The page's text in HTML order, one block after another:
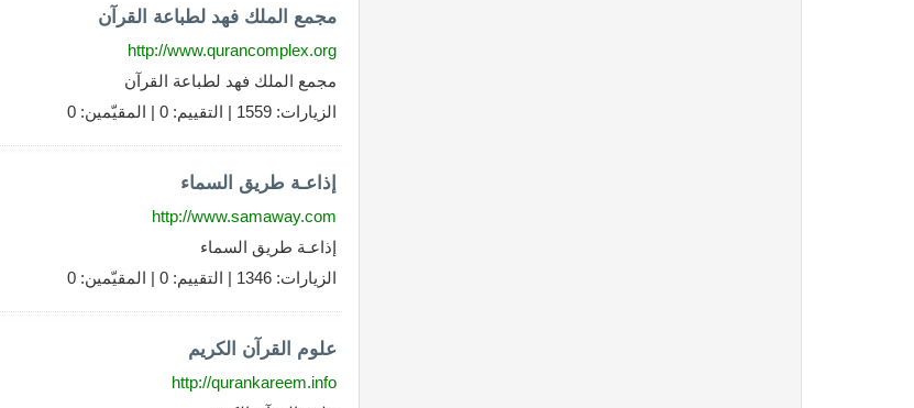
مجمع الملك فهد لطباعة القرآن
http://www.qurancomplex.org
مجمع الملك فهد لطباعة القرآن
الزيارات: 1559 | التقييم: 0 | المقيّمين: 0
إذاعـة طريق السماء
http://www.samaway.com
إذاعـة طريق السماء
الزيارات: 1346 | التقييم: 0 | المقيّمين: 0
علوم القرآن الكريم
http://qurankareem.info